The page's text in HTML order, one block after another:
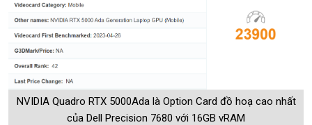
NVIDIA Quadro RTX 5000Ada là Option Card đồ hoạ cao nhất
của Dell Precision 7680 với 16GB vRAM